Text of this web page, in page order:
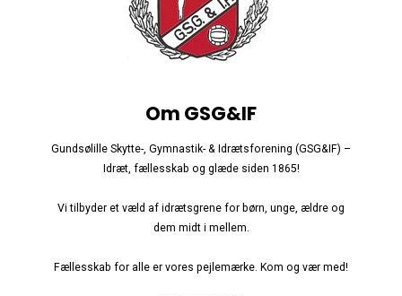
Om GSG&IF
Gundsølille Skytte-, Gymnastik- & Idrætsforening (GSG&IF) –
Idræt, fællesskab og glæde siden 1865!
Vi tilbyder et væld af idrætsgrene for børn, unge, ældre og
dem midt i mellem.
Fællesskab for alle er vores pejlemærke. Kom og vær med!